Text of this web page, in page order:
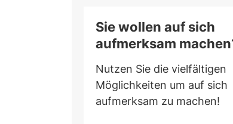
Sie wollen auf sich
aufmerksam
Nutzen Sie die vielfältigen
Möglichkeiten um auf sich
aufmerksam zu machen!